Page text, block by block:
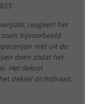
reageert het
bijvoorbeeld
niet uit de
doen zodat het
Het deksel
deksel dichtdraait,